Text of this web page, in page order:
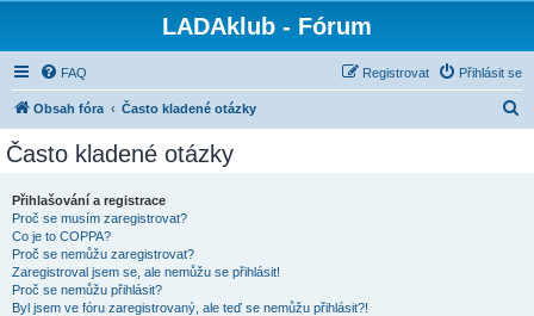
LADAklub - Fórum
FAQ Přihlásit se
Registrovat
Obsah fóra Často kladené otázky
Často kladené otázky
Přihlašování a registrace
Proč se musím zaregistrovat?
Co je to COPPA?
Proč se nemůžu zaregistrovat?
Zaregistroval jsem se, ale nemůžu se přihlásit!
Proč se nemůžu přihlásit?
Byl jsem ve fóru zaregistrovaný, ale teď se nemůžu přihlásit?!